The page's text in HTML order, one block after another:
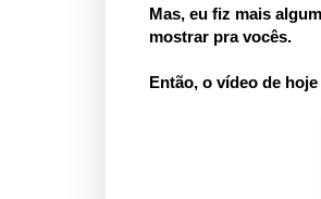
Mas, eu fiz mais
mostrar pra vocês.
Então, o vídeo de